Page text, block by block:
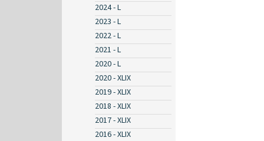
2024 - L
2023 - L
2022 - L
2021 - L
2020 - L
2020 - XLIX
2019 - XLIX
2018 - XLIX
2017 - XLIX
2016 - XLIX